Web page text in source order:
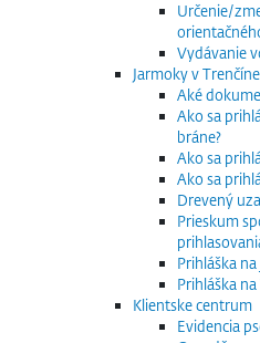
Určenie/
Vydávanie
Jarmoky v Trenčíne
Aké
Ako sa
bráne?
Ako sa
Ako sa
Drevený
Prieskum
Prihláška
Prihláška
Klientske centrum
Evidencia